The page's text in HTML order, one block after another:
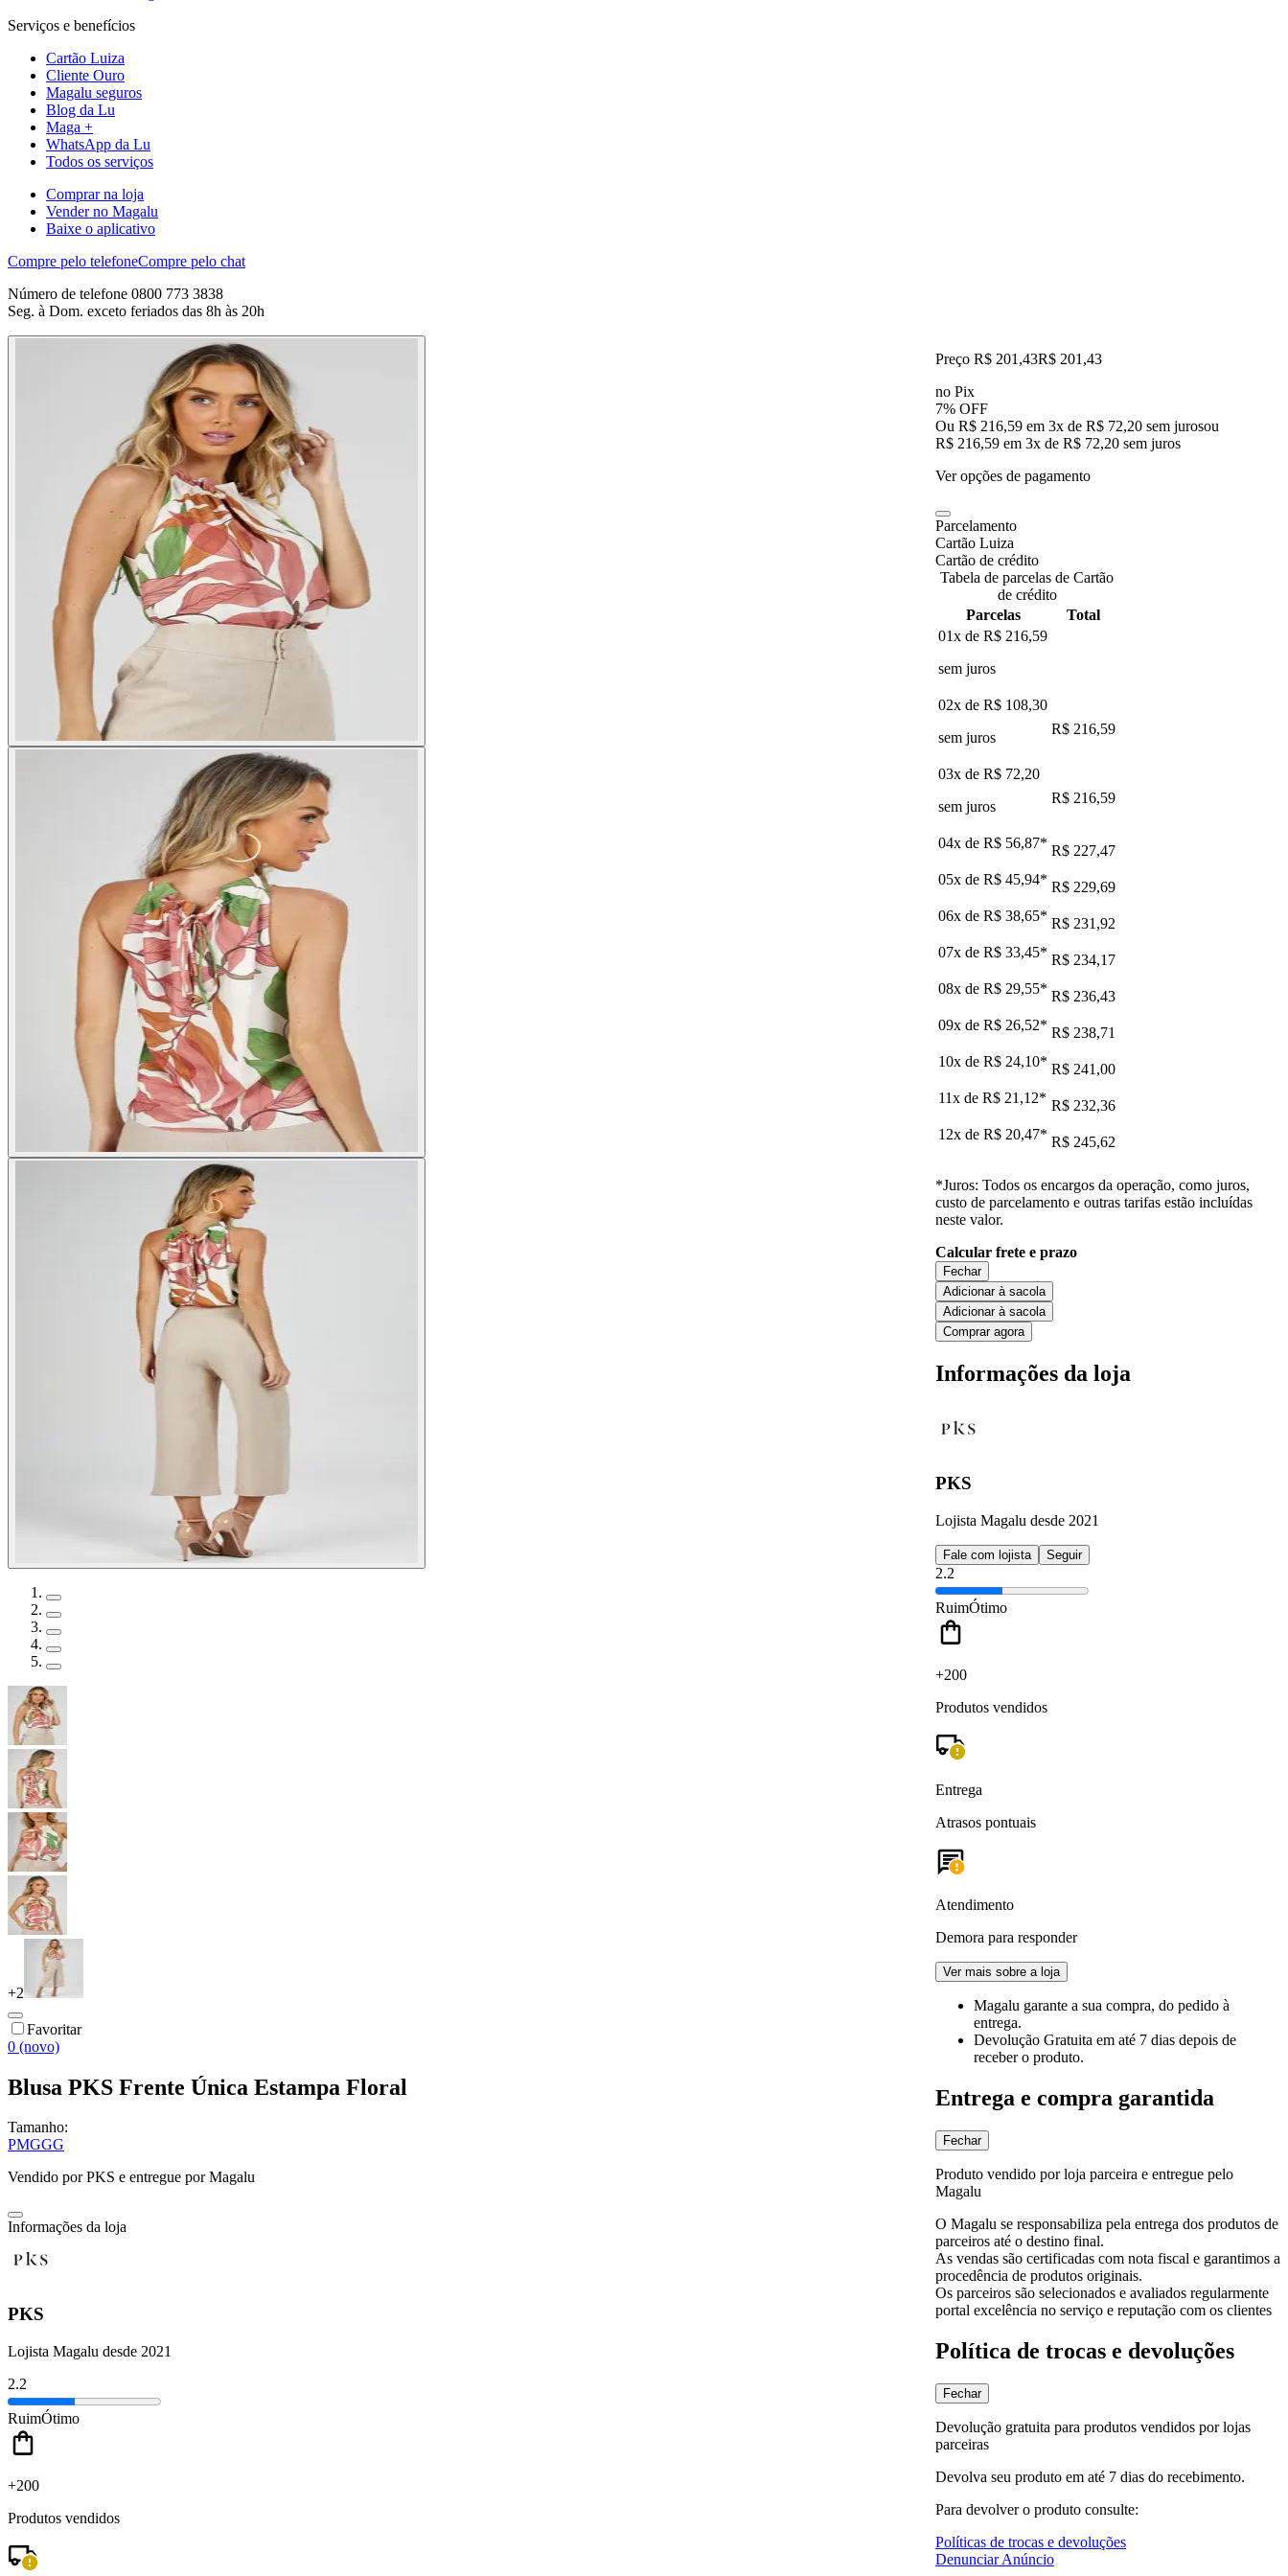
Serviços e benefícios
Cartão Luiza
Cliente Ouro
Magalu seguros
Blog da Lu
Maga +
WhatsApp da Lu
Todos os serviços
Comprar na loja
Vender no Magalu
Baixe o aplicativo
Compre pelo telefoneCompre pelo chat
Número de telefone 0800 773 3838
Seg. à Dom. exceto feriados das 8h às 20h
+2
Favoritar
0 (novo)
Blusa PKS Frente Única Estampa Floral
Tamanho:
PMGGG
Vendido porPKS e entregue por Magalu
Informações da loja
PKS
Lojista Magalu desde 2021
2.2
RuimÓtimo
+200
Produtos vendidos
Preço R$ 201,43R$ 201 ,43
no Pix
7% OFF
Ou R$ 216,59 em 3x de R$ 72,20 sem jurosou
R$ 216,59 em 3x de R$ 72,20 sem juros
Ver opções de pagamento
Parcelamento
Cartão Luiza
Cartão de crédito
Tabela de parcelas de Cartão
de crédito
Parcelas
Total
01x de R$ 216,59
sem juros
02x de R$ 108,30
sem juros
R$ 216,59
03x de R$ 72,20
sem juros
R$ 216,59
04x de R$ 56,87* R$ 227,47
05x de R$ 45,94* R$ 229,69
06x de R$ 38,65* R$ 231,92
07x de R$ 33,45* R$ 234,17
08x de R$ 29,55* R$ 236,43
09x de R$ 26,52* R$ 238,71
10x de R$ 24,10* R$ 241,00
11x de R$ 21,12* R$ 232,36
12x de R$ 20,47* R$ 245,62
*Juros: Todos os encargos da operação, como juros,
custo de parcelamento e outras tarifas estão incluídas
neste valor.
Calcular frete e prazo
Fechar
Adicionar à sacola
Adicionar à sacola
Comprar agora
Informações da loja
PKS
Lojista Magalu desde 2021
Fale com lojista Seguir
2.2
RuimÓtimo
+200
Produtos vendidos
Entrega
Atrasos pontuais
Atendimento
Demora para responder
Ver mais sobre a loja
Magalu garante a sua compra, do pedido à
entrega.
Devolução Gratuita em até 7 dias depois de
receber o produto.
Entrega e compra garantida
Fechar
Produto vendido por loja parceira e entregue pelo
Magalu
O Magalu se responsabiliza pela entrega dos produtos de
parceiros até o destino final.
As vendas são certificadas com nota fiscal e garantimos a
procedência de produtos originais.
Os parceiros são selecionados e avaliados regularmente
portal excelência no serviço e reputação com os clientes
Política de trocas e devoluções
Fechar
Devolução gratuita para produtos vendidos por lojas
parceiras
Devolva seu produto em até 7 dias do recebimento.
Para devolver o produto consulte:
Políticas de trocas e devoluções
Denunciar Anúncio